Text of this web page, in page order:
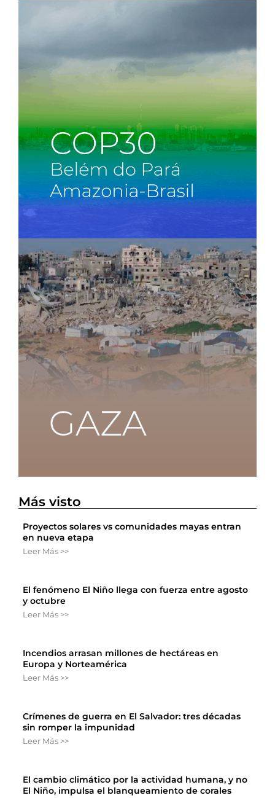
Más visto
Proyectos solares vs comunidades mayas entran
en nueva etapa
Leer Más >>
El fenómeno El Niño llega con fuerza entre agosto
y octubre
Leer Más >>
Incendios arrasan millones de hectáreas en
Europa y Norteamérica
Leer Más >>
Crímenes de guerra en El Salvador: tres décadas
sin romper la impunidad
Leer Más >>
El cambio climático por la actividad humana, y no
El Niño, impulsa el blanqueamiento de corales